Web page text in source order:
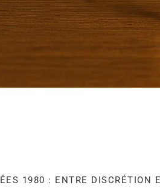
1980 : ENTRE DISCRÉTION